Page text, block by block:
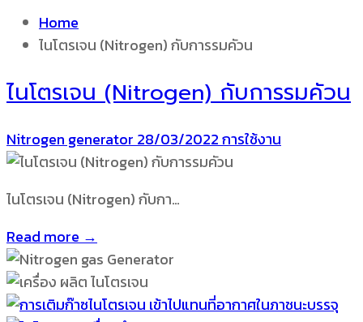
Home
ไนโตรเจน (Nitrogen) กับการรมคัวน
ไนโตรเจน (Nitrogen) กับการรมคัวน
Nitrogen generator 28/03/2022การใช้งาน
ไนโตรเจน (Nitrogen) กับกา…
Read more →